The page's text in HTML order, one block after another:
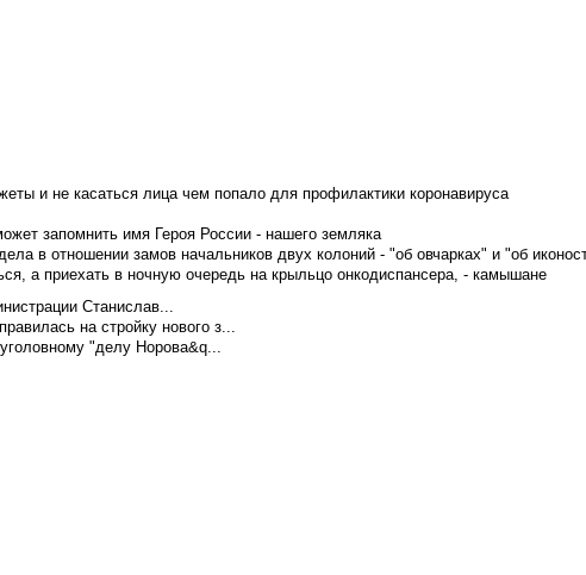
и не касаться лица чем попало для профилактики коронавируса
запомнить имя Героя России - нашего земляка
в отношении замов начальников двух колоний - "об овчарках" и "об
а приехать в ночную очередь на крыльцо онкодиспансера, - камышане
Станислав...
на стройку нового з...
"делу Норова&q...